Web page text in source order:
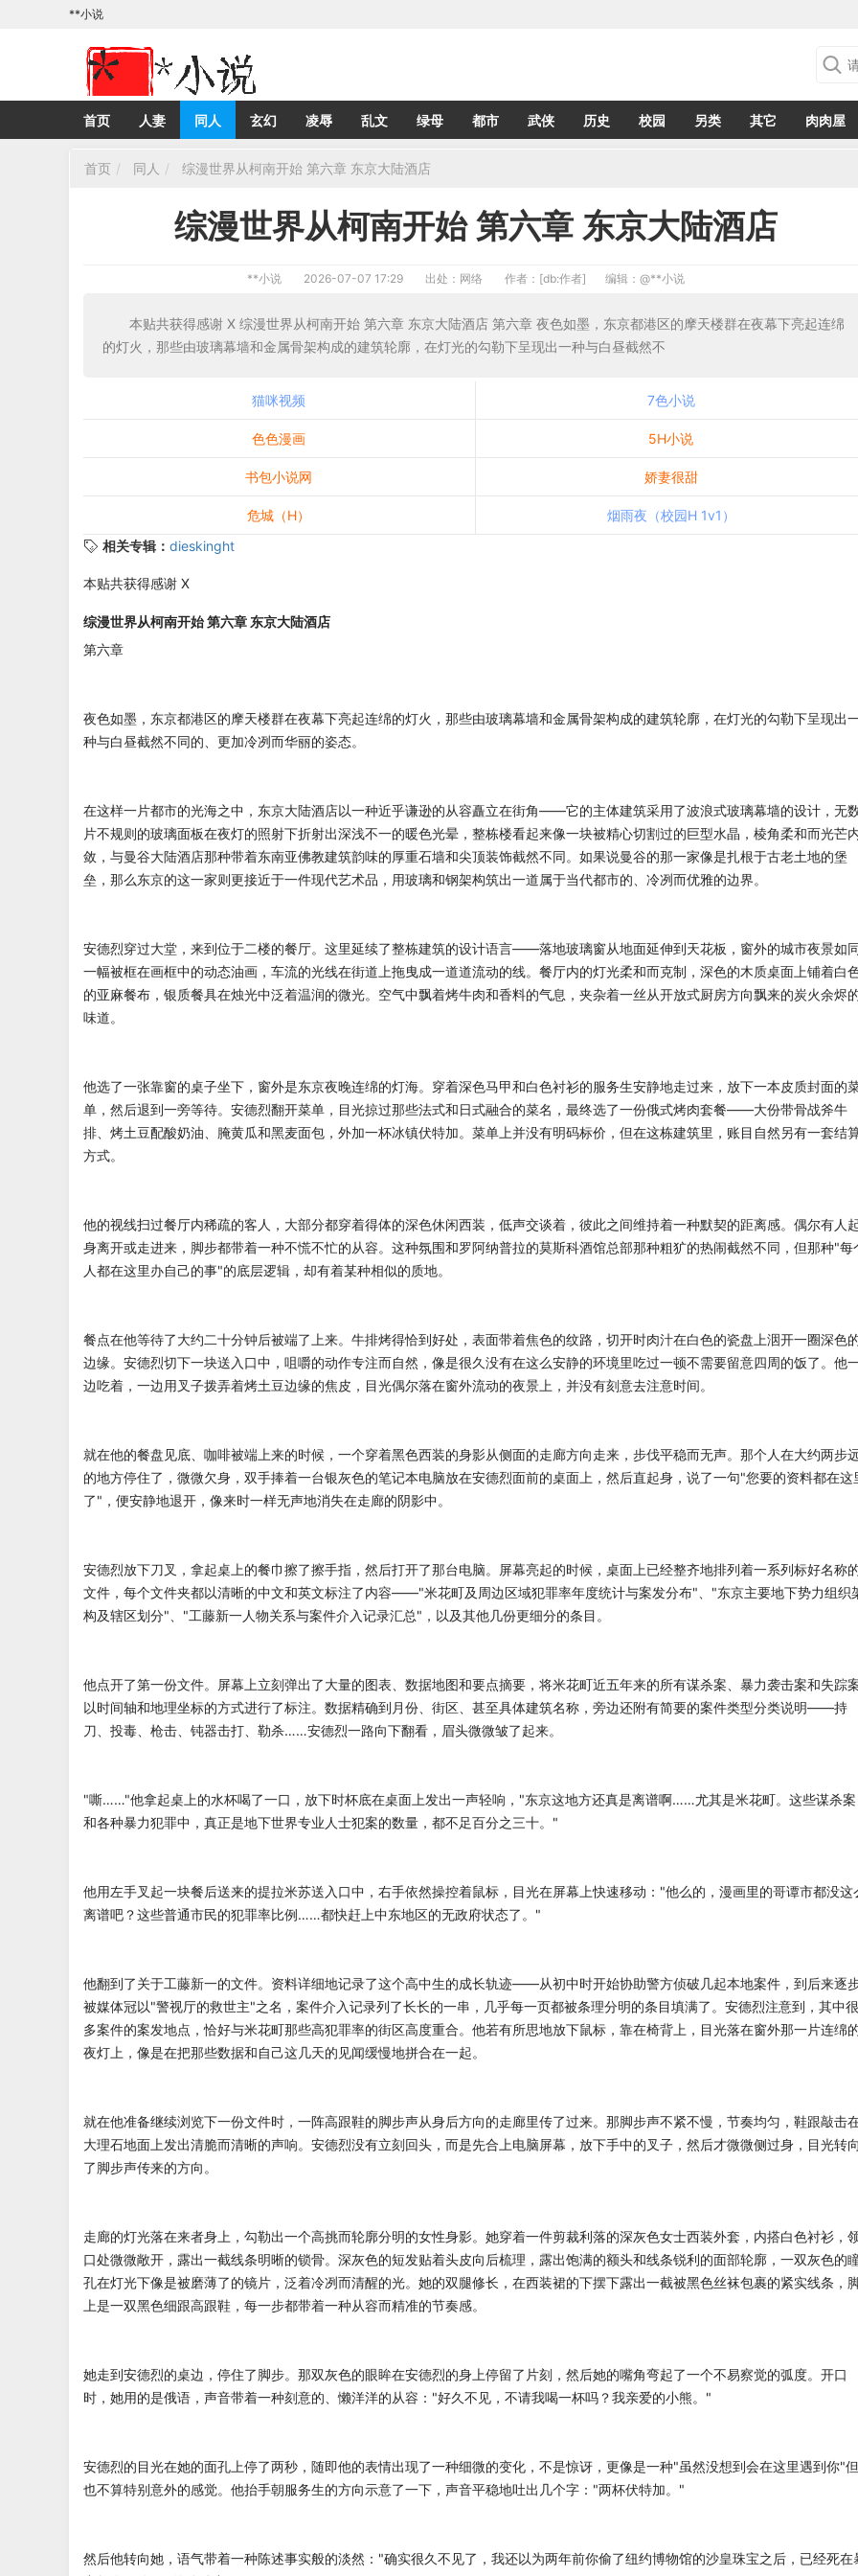
**小说
首页 人妻 同人 玄幻 凌辱 乱文 绿母 都市 武侠 历史 校园 另类 其它 肉肉屋
首页 同人 综漫世界从柯南开始 第六章 东京大陆酒店
综漫世界从柯南开始 第六章 东京大陆酒店
**小说 2026-07-07 17:29 出处：网络 作者：[db:作者] 编辑： @**小说
本贴共获得感谢 X 综漫世界从柯南开始 第六章 东京大陆酒店 第六章 夜色如墨，东京都港区的摩天楼群在夜幕下亮起连绵
的灯火，那些由玻璃幕墙和金属骨架构成的建筑轮廓，在灯光的勾勒下呈现出一种与白昼截然不
猫咪视频 7色小说
色色漫画 5H小说
书包小说网 娇妻很甜
危城（H）
烟雨夜（校园H 1v1）
相关专辑： dieskinght
本贴共获得感谢 X
综漫世界从柯南开始 第六章 东京大陆酒店
第六章
夜色如墨，东京都港区的摩天楼群在夜幕下亮起连绵的灯火，那些由玻璃幕墙和金属骨架构成的建筑轮廓，在灯光的勾勒下呈现出
种与白昼截然不同的、更加冷冽而华丽的姿态。
在这样一片都市的光海之中，东京大陆酒店以一种近乎谦逊的从容矗立在街角——它的主体建筑采用了波浪式玻璃幕墙的设计，无
片不规则的玻璃面板在夜灯的照射下折射出深浅不一的暖色光晕，整栋楼看起来像一块被精心切割过的巨型水晶，棱角柔和而光芒
敛，与曼谷大陆酒店那种带着东南亚佛教建筑韵味的厚重石墙和尖顶装饰截然不同。如果说曼谷的那一家像是扎根于古老土地的堡
垒，那么东京的这一家则更接近于一件现代艺术品，用玻璃和钢架构筑出一道属于当代都市的、冷冽而优雅的边界。
安德烈穿过大堂，来到位于二楼的餐厅。这里延续了整栋建筑的设计语言——落地玻璃窗从地面延伸到天花板，窗外的城市夜景如
一幅被框在画框中的动态油画，车流的光线在街道上拖曳成一道道流动的线。餐厅内的灯光柔和而克制，深色的木质桌面上铺着白
的亚麻餐布，银质餐具在烛光中泛着温润的微光。空气中飘着烤牛肉和香料的气息，夹杂着一丝从开放式厨房方向飘来的炭火余烬
味道。
他选了一张靠窗的桌子坐下，窗外是东京夜晚连绵的灯海。穿着深色马甲和白色衬衫的服务生安静地走过来，放下一本皮质封面的
单，然后退到一旁等待。安德烈翻开菜单，目光掠过那些法式和日式融合的菜名，最终选了一份俄式烤肉套餐——大份带骨战斧牛
排、烤土豆配酸奶油、腌黄瓜和黑麦面包，外加一杯冰镇伏特加。菜单上并没有明码标价，但在这栋建筑里，账目自然另有一套结
方式。
他的视线扫过餐厅内稀疏的客人，大部分都穿着得体的深色休闲西装，低声交谈着，彼此之间维持着一种默契的距离感。偶尔有人
身离开或走进来，脚步都带着一种不慌不忙的从容。这种氛围和罗阿纳普拉的莫斯科酒馆总部那种粗犷的热闹截然不同，但那种"每
人都在这里办自己的事"的底层逻辑，却有着某种相似的质地。
餐点在他等待了大约二十分钟后被端了上来。牛排烤得恰到好处，表面带着焦色的纹路，切开时肉汁在白色的瓷盘上洇开一圈深色
边缘。安德烈切下一块送入口中，咀嚼的动作专注而自然，像是很久没有在这么安静的环境里吃过一顿不需要留意四周的饭了。他
边吃着，一边用叉子拨弄着烤土豆边缘的焦皮，目光偶尔落在窗外流动的夜景上，并没有刻意去注意时间。
就在他的餐盘见底、咖啡被端上来的时候，一个穿着黑色西装的身影从侧面的走廊方向走来，步伐平稳而无声。那个人在大约两步
的地方停住了，微微欠身，双手捧着一台银灰色的笔记本电脑放在安德烈面前的桌面上，然后直起身，说了一句"您要的资料都在这
了"，便安静地退开，像来时一样无声地消失在走廊的阴影中。
安德烈放下刀叉，拿起桌上的餐巾擦了擦手指，然后打开了那台电脑。屏幕亮起的时候，桌面上已经整齐地排列着一系列标好名称
文件，每个文件夹都以清晰的中文和英文标注了内容——"米花町及周边区域犯罪率年度统计与案发分布"、"东京主要地下势力组织
构及辖区划分"、"工藤新一人物关系与案件介入记录汇总"，以及其他几份更细分的条目。
他点开了第一份文件。屏幕上立刻弹出了大量的图表、数据地图和要点摘要，将米花町近五年来的所有谋杀案、暴力袭击案和失踪
以时间轴和地理坐标的方式进行了标注。数据精确到月份、街区、甚至具体建筑名称，旁边还附有简要的案件类型分类说明——持
刀、投毒、枪击、钝器击打、勒杀……安德烈一路向下翻看，眉头微微皱了起来。
"嘶……"他拿起桌上的水杯喝了一口，放下时杯底在桌面上发出一声轻响，"东京这地方还真是离谱啊……尤其是米花町。这些谋杀案
和各种暴力犯罪中，真正是地下世界专业人士犯案的数量，都不足百分之三十。"
他用左手叉起一块餐后送来的提拉米苏送入口中，右手依然操控着鼠标，目光在屏幕上快速移动："他么的，漫画里的哥谭市都没这
离谱吧？这些普通市民的犯罪率比例……都快赶上中东地区的无政府状态了。"
他翻到了关于工藤新一的文件。资料详细地记录了这个高中生的成长轨迹——从初中时开始协助警方侦破几起本地案件，到后来逐
被媒体冠以"警视厅的救世主"之名，案件介入记录列了长长的一串，几乎每一页都被条理分明的条目填满了。安德烈注意到，其中很
多案件的案发地点，恰好与米花町那些高犯罪率的街区高度重合。他若有所思地放下鼠标，靠在椅背上，目光落在窗外那一片连绵
夜灯上，像是在把那些数据和自己这几天的见闻缓慢地拼合在一起。
就在他准备继续浏览下一份文件时，一阵高跟鞋的脚步声从身后方向的走廊里传了过来。那脚步声不紧不慢，节奏均匀，鞋跟敲击
大理石地面上发出清脆而清晰的声响。安德烈没有立刻回头，而是先合上电脑屏幕，放下手中的叉子，然后才微微侧过身，目光转向
了脚步声传来的方向。
走廊的灯光落在来者身上，勾勒出一个高挑而轮廓分明的女性身影。她穿着一件剪裁利落的深灰色女士西装外套，内搭白色衬衫，
口处微微敞开，露出一截线条明晰的锁骨。深灰色的短发贴着头皮向后梳理，露出饱满的额头和线条锐利的面部轮廓，一双灰色的
孔在灯光下像是被磨薄了的镜片，泛着冷冽而清醒的光。她的双腿修长，在西装裙的下摆下露出一截被黑色丝袜包裹的紧实线条，
上是一双黑色细跟高跟鞋，每一步都带着一种从容而精准的节奏感。
她走到安德烈的桌边，停住了脚步。那双灰色的眼眸在安德烈的身上停留了片刻，然后她的嘴角弯起了一个不易察觉的弧度。开口
时，她用的是俄语，声音带着一种刻意的、懒洋洋的从容："好久不见，不请我喝一杯吗？我亲爱的小熊。"
安德烈的目光在她的面孔上停了两秒，随即他的表情出现了一种细微的变化，不是惊讶，更像是一种"虽然没想到会在这里遇到你"但
也不算特别意外的感觉。他抬手朝服务生的方向示意了一下，声音平稳地吐出几个字："两杯伏特加。"
然后他转向她，语气带着一种陈述事实般的淡然："确实很久不见了，我还以为两年前你偷了纽约博物馆的沙皇珠宝之后，已经死在